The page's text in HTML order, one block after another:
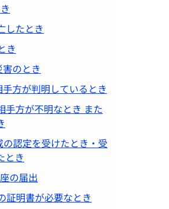
したとき
き
のとき
方が判明しているとき
手方が不明なとき また
認定を受けたとき・受
とき
の届出
証明書が必要なとき